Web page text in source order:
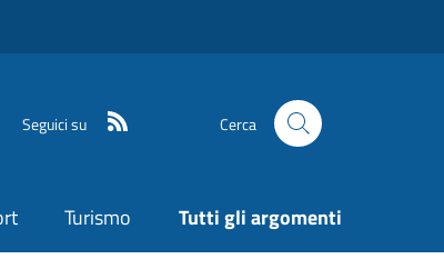
Seguici su Cerca
Turismo Tutti gli argomenti